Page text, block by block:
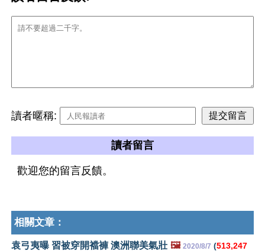
讀者暱稱:
讀者留言
歡迎您的留言反饋。
相關文章：
袁弓夷曝 習被穿開襠褲 澳洲聯美氣壯 🖼️ 2020/8/7 (513,247